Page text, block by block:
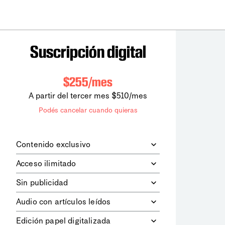
Suscripción digital
$255/mes
A partir del tercer mes $510/mes
Podés cancelar cuando quieras
Contenido exclusivo
digitales dela diaria
los contenidos de Le Monde
diplomatique.
Acceso ilimitado
contenidos.
Sin publicidad
publicitarios.
Audio con artículos leídos
Edición papel digitalizada